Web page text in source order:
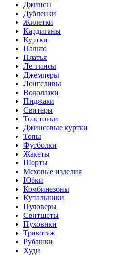
Джинсы
Дубленки
Жилетки
Кардиганы
Куртки
Пальто
Платья
Леггинсы
Джемперы
Лонгсливы
Водолазки
Пиджаки
Свитеры
Толстовки
Джинсовые куртки
Топы
Футболки
Жакеты
Шорты
Меховые изделия
Юбки
Комбинезоны
Купальники
Пуловеры
Свитшоты
Пуховики
Трикотаж
Рубашки
Худи